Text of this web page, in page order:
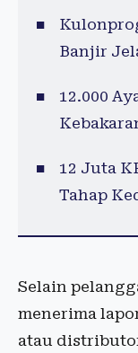
Banjir
12.000
12 Juta
Tahap
Selain
menerima
atau